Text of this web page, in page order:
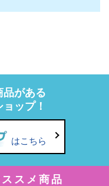
品がある
ップ！
はこちら
スメ商品